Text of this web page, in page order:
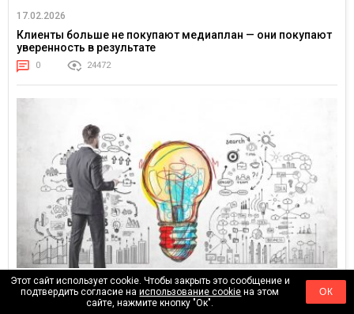
17.02.2026
Клиенты больше не покупают медиаплан — они покупают
уверенность в результате
0 24472
01.02.2026
От «оптимизации рекламы» к управлению спросом:
Этот сайт использует cookie. Чтобы закрыть это сообщение и
подтвердить согласие наиспользование cookie на этом
сайте, нажмите кнопку "Ок".
ОК